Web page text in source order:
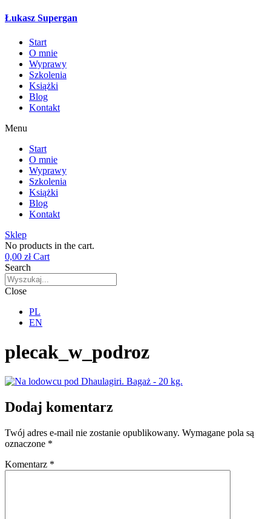
Łukasz Supergan
Start
O mnie
Wyprawy
Szkolenia
Książki
Blog
Kontakt
Menu
Start
O mnie
Wyprawy
Szkolenia
Książki
Blog
Kontakt
Sklep
No products in the cart.
0,00 zł Cart
Search
Close
PL
EN
plecak_w_podroz
Dodaj komentarz
Twój adres e-mail nie zostanie opublikowany. Wymagane pola są
oznaczone *
Komentarz *